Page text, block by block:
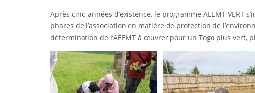
Après cinq années d’existence, le programme AEEMT VERT
phares de l’association en matière de protection de
détermination de l’AEEMT à œuvrer pour un Togo plus vert,